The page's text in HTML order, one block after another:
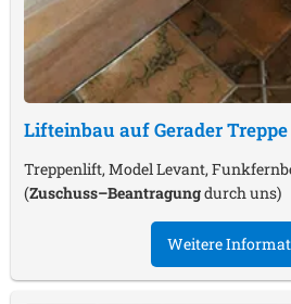
Lifteinbau auf Gerader Treppe
Treppenlift, Model Levant,
(Zuschuss–Beantragungdurch uns)
Weitere